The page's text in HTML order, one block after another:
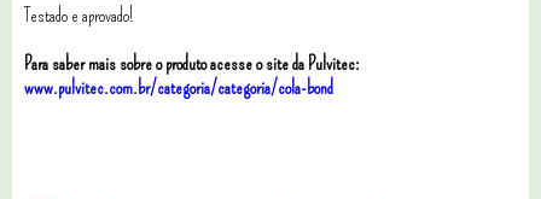
Testado e aprovado!
Para saber mais sobre o produto acesse o site da Pulvitec:
www.pulvitec.com.br/categoria/categoria/cola-bond